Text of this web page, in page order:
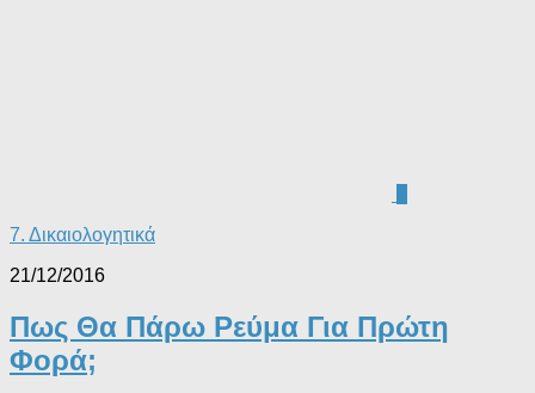
7. Δικαιολογητικά
21/12/2016
Πως Θα Πάρω Ρεύμα Για Πρώτη
Φορά;